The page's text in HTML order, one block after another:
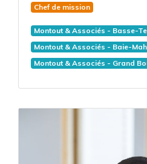
Chef de mission
Montout & Associés - Basse-
Montout & Associés - Baie-
Montout & Associés - Grand